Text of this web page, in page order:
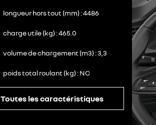
longueur hors tout (mm) 4486
charge utile (kg) 465.0
volume de chargement (m3) 3,3
poids total roulant (kg) NC
Toutes les caractéristiques